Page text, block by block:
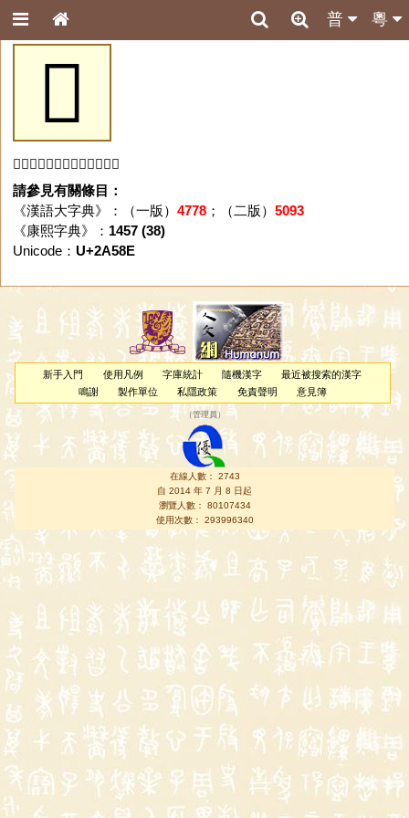
粵
普
𪖎
「𪖎」字未收錄於本資料庫。
請參見有關條目：
《漢語大字典》：（一版） 4778；（二版） 5093
《康熙字典》： 1457 (38)
Unicode： U+2A58E
新手入門 使用凡例 字庫統計 隨機漢字
最近被搜索的漢字
鳴謝
製作單位 私隱政策 免責聲明 意見簿
（管理員 ）
在線人數： 2743
自 2014 年 7 月 8 日起
瀏覽人數： 80107434
使用次數： 293996340